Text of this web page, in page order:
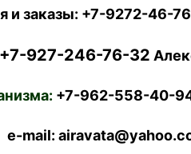
и заказы: +7-9272-46-
+7-927-246-76-32
+7-962-558-40-
e-mail: